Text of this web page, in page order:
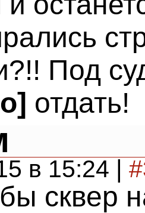
Под
отдать!
в 15:24 |
сквер